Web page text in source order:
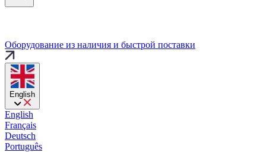
Оборудование из наличия и быстрой поставки
English
English
Français
Deutsch
Português